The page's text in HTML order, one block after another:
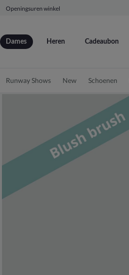
Openingsuren winkel
Dames Heren Cadeaubon
Runway Shows New Schoenen